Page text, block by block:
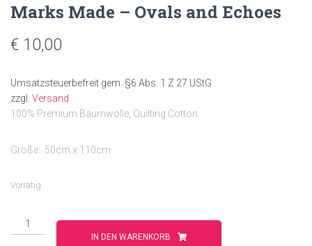
Marks Made – Ovals and Echoes
€ 10,00
Umsatzsteuerbefreit gem. §6 Abs. 1 Z 27 UStG
zzgl. Versand
100% Premium Baumwolle, Quilting Cotton
Größe: 50cm x 110cm
Vorrätig
Cloud9
–
IN DEN WARENKORB